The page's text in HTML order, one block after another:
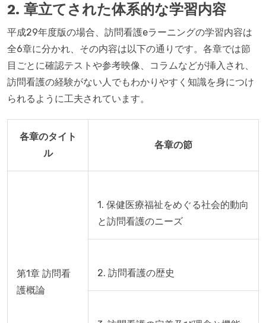
2. 章立てされた体系的な学習内容
平成29年度版の場合、訪問看護eラーニングの学習内容は
全6章に分かれ、その内容は以下の通りです。各章では節
目ごとに確認テストや参考映像、コラムなどが挿入され、
訪問看護の経験がない人でもわかりやすく知識を身につけ
られるように工夫されています。
各章のタイト
ル
各章の節
第1章 訪問看
護概論
1. 保健医療福祉をめぐる社会的動向